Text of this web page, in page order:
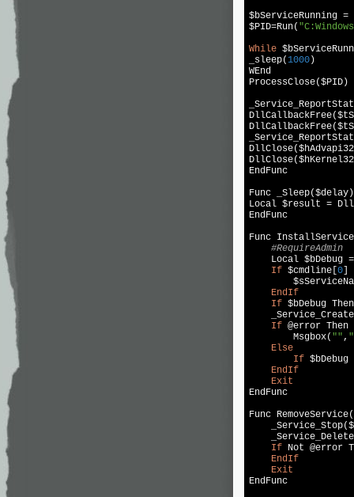
$bServiceRunning =
$PID=Run(
While
_sleep( 1000)
WEnd
ProcessClose($PID)
EndFunc
Func _Sleep($delay)
Local $result =
EndFunc
Func
#RequireAdmin
Local $bDebug
If $cmdline[0]
EndIf
If $bDebug
If @error Then
        Msgbox(
"" ,
Else
If
EndIf
Exit
EndFunc
Func
If Not @error
EndIf
Exit
EndFunc